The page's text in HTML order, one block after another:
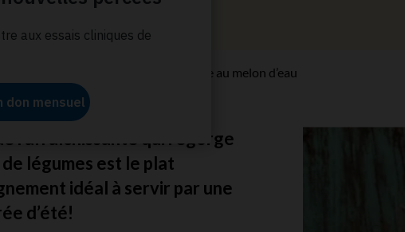
Salade grecque au melon d’eau
rafraîchissante qui regorge
légumes est le plat
idéal à servir par une
d’été!